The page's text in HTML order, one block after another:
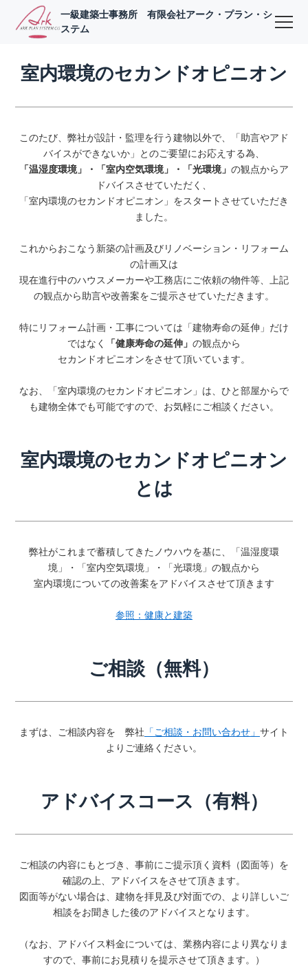
一級建築士事務所 有限会社アーク・プラン・シ
ステム
室内環境のセカンドオピニオン
このたび、弊社が設計・監理を行う建物以外で、「助言やアド
バイスができないか」とのご要望にお応えする為、
「温湿度環境」・「室内空気環境」・「光環境」 の観点からア
ドバイスさせていただく、
「室内環境のセカンドオピニオン」をスタートさせていただき
ました。
これからおこなう新築の計画及びリノベーション・リフォーム
の計画又は
現在進行中のハウスメーカーや工務店にご依頼の物件等、上記
の観点から助言や改善案をご提示させていただきます。
特にリフォーム計画・工事については「建物寿命の延伸」だけ
ではなく
「健康寿命の延伸」 の観点から
セカンドオピニオンをさせて頂いています。
なお、「室内環境のセカンドオピニオン」は、ひと部屋からで
も建物全体でも可能ですので、お気軽にご相談ください。
室内環境のセカンドオピニオン
とは
弊社がこれまで蓄積してきたノウハウを基に、「温湿度環
境」・「室内空気環境」・「光環境」の観点から
室内環境についての改善案をアドバイスさせて頂きます
参照：健康と建築
ご相談（無料）
まずは、ご相談内容を 弊社 「ご相談・お問い合わせ」 サイト
よりご連絡ください。
アドバイスコース（有料）
ご相談の内容にもとづき、事前にご提示頂く資料（図面等）を
確認の上、アドバイスをさせて頂きます。
図面等がない場合は、建物を拝見及び対面での、より詳しいご
相談をお聞きした後のアドバイスとなります。
（なお、アドバイス料金については、業務内容により異なりま
すので、事前にお見積りを提示させて頂きます。）